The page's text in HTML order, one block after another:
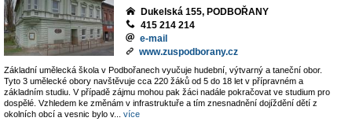
Dukelská 155, PODBOŘANY
415 214 214
e-mail
www.zuspodborany.cz
Základní umělecká škola v Podbořanech vyučuje hudební, výtvarný a taneční obor.
Tyto 3 umělecké obory navštěvuje cca 220 žáků od 5 do 18 let v přípravném a
základním studiu. V případě zájmu mohou pak žáci nadále pokračovat ve studium pro
dospělé. Vzhledem ke změnám v infrastruktuře a tím znesnadnění dojíždění dětí z
okolních obcí a vesnic bylo v... více